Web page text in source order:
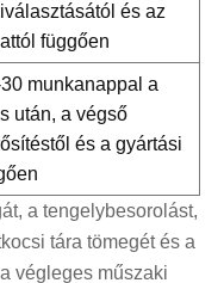
és az
függően
munkanappal a
után, a végső
és a gyártási
a tengelybesorolást,
tára tömegét és a
végleges műszaki